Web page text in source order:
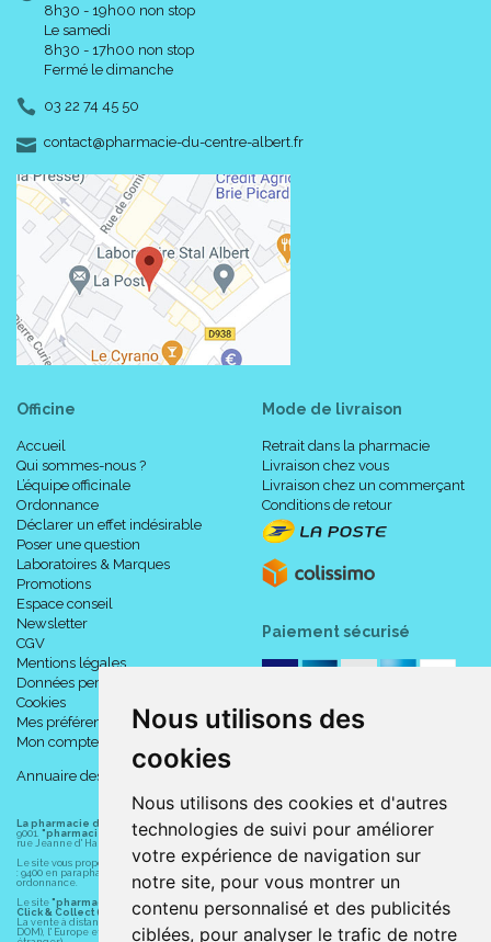
Nous utilisons des
cookies
Nous utilisons des cookies et d'autres
technologies de suivi pour améliorer
votre expérience de navigation sur
notre site, pour vous montrer un
contenu personnalisé et des publicités
ciblées, pour analyser le trafic de notre
8h30 - 19h00 non stop
Le samedi
8h30 - 17h00 non stop
Fermé le dimanche
03 22 74 45 50
contact-
@-
pharmacie-du-centre-albert.fr
Officine
Accueil
Qui sommes-nous ?
L’équipe officinale
Ordonnance
Déclarer un effet indésirable
Poser une question
Laboratoires & Marques
Promotions
Espace conseil
Newsletter
CGV
Mentions légales
Données personnelles
Cookies
Mes préférences Cookies
Mon compte
Annuaire des pharmacies
Mode de livraison
Retrait dans la pharmacie
Livraison chez vous
Livraison chez un commerçant
Conditions de retour
Paiement sécurisé
La pharmacie du centre à Albert
(80300) est une pharmacie française certifiée ISO
9001. "pharmacie-du-centre-albert.fr " est le site internet de la pharmacie du centre
rue Jeanne d' Harcourt, 80300 Albert.
Le site vous propose un large choix de plus de 11000 références, au prix les plus bas possible
: 9400 en parapharmacie, animaux, orthopédie, matériel médical. 1700 en médicaments sans
ordonnance.
Le site "pharmacie-du-centre-albert.fr"
vous propose les service suivants :
Click & Collect (retrait gratuit dans la pharmacie).
La vente à distance chez vous et/ou chez un commerçant sur la France (Andorre, Monaco et
DOM), l' Europe et le monde entier (livraison assuré par Colissimo et ses partenaires à l'